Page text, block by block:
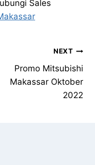
Sales
NEXT
Promo Mitsubishi
Makassar Oktober
2022